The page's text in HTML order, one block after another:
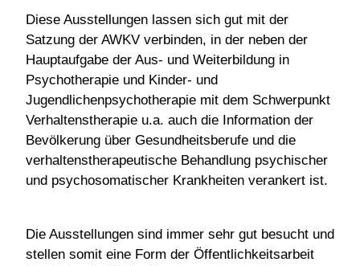
Diese Ausstellungen lassen sich gut mit der
Satzung der AWKV verbinden, in der neben der
Hauptaufgabe der Aus- und Weiterbildung in
Psychotherapie und Kinder- und
Jugendlichenpsychotherapie mit dem Schwerpunkt
Verhaltenstherapie u.a. auch die Information der
Bevölkerung über Gesundheitsberufe und die
verhaltenstherapeutische Behandlung psychischer
und psychosomatischer Krankheiten verankert ist.
Die Ausstellungen sind immer sehr gut besucht und
stellen somit eine Form der Öffentlichkeitsarbeit